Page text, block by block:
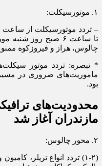
۱. موتورسیکلت:
چالوس، هراز و فیروزکوه
* تبصره: تردد موتور
ماموریت‌های ضروری در مسیر
بود.
محدودیت‌های
مازندران آغاز شد
۲. محور چالوس:
(۱-۲) تردد انواع تریلر،